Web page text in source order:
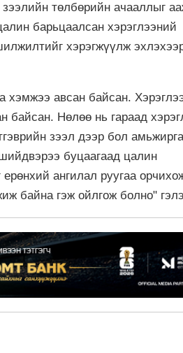
зээлийн төлбөрийн ачааллыг
барьцаалсан хэрэглээний
хэрэгжүүлж
хэмжээ авсан байсан.
байсан. Нөлөө нь гараад
зээл дээр бол
буцаагаад цалин
ангилал руугаа
байна гэж ойлгож болно"